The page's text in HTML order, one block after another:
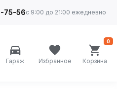
75-56с 9:00 до 21:00 ежедневно
Гараж Избранное Корзина
0